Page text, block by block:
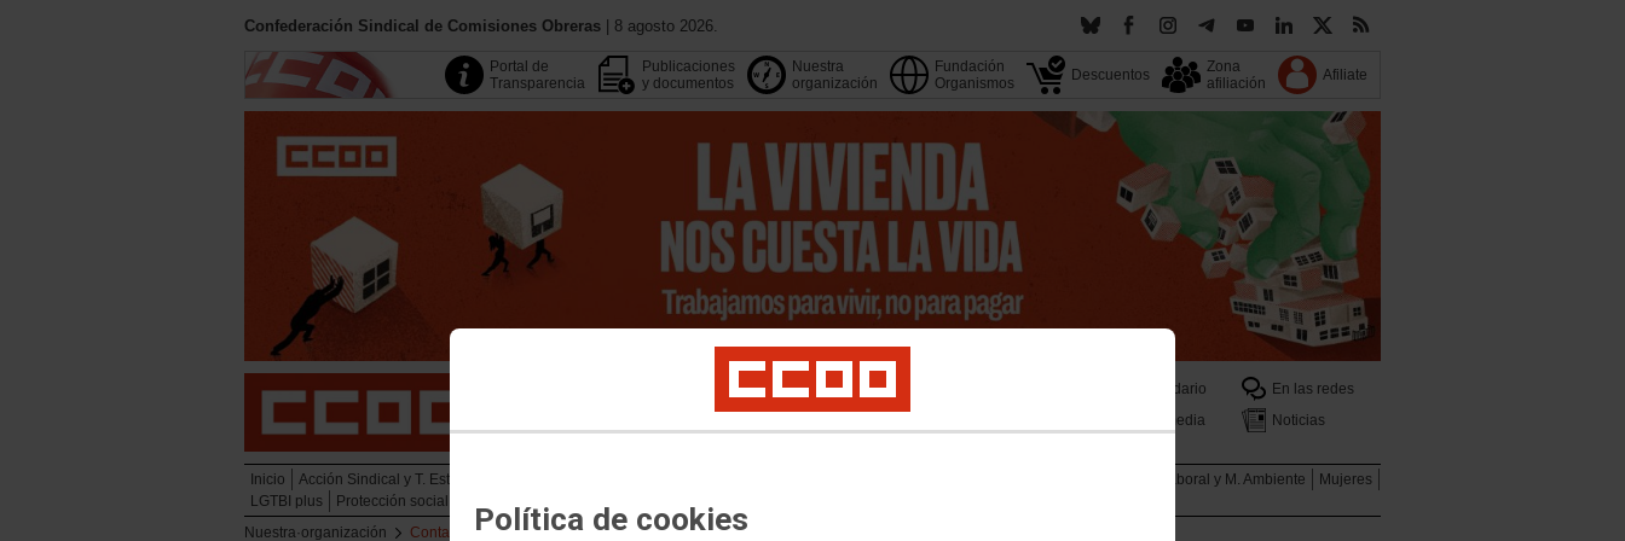
Política de cookies
Confederación Sindical de Comisiones Obreras | 8 agosto 2026.
Portal de
Transparencia
Publicaciones
y documentos
Nuestra
organización
Fundación
Organismos
Descuentos
Zona
afiliación
Afiliate
13 Congreso Calendario
En las redes
Multimedia Noticias
Inicio Acción Sindical y T. Estratégicas Salud Laboral y M. Ambiente
Mujeres
LGTBI plus
Protección social
Nuestra·organización
Contacto Servicios Jurídicos